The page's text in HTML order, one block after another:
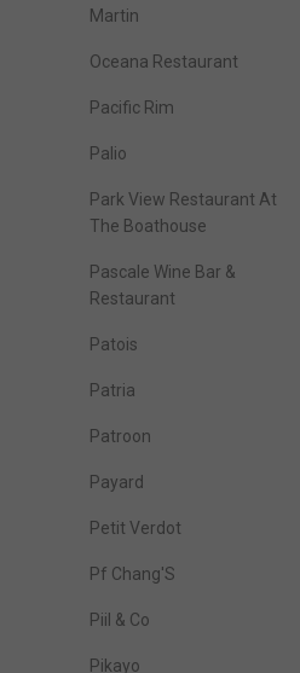
Martin
Oceana Restaurant
Pacific Rim
Palio
Park View Restaurant At
The Boathouse
Pascale Wine Bar &
Restaurant
Patois
Patria
Patroon
Payard
Petit Verdot
Pf Chang'S
Piil & Co
Pikayo